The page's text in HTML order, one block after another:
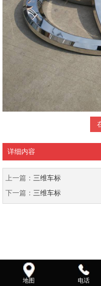
详细内容
上一篇： 三维车标
下一篇： 三维车标
地图 电话